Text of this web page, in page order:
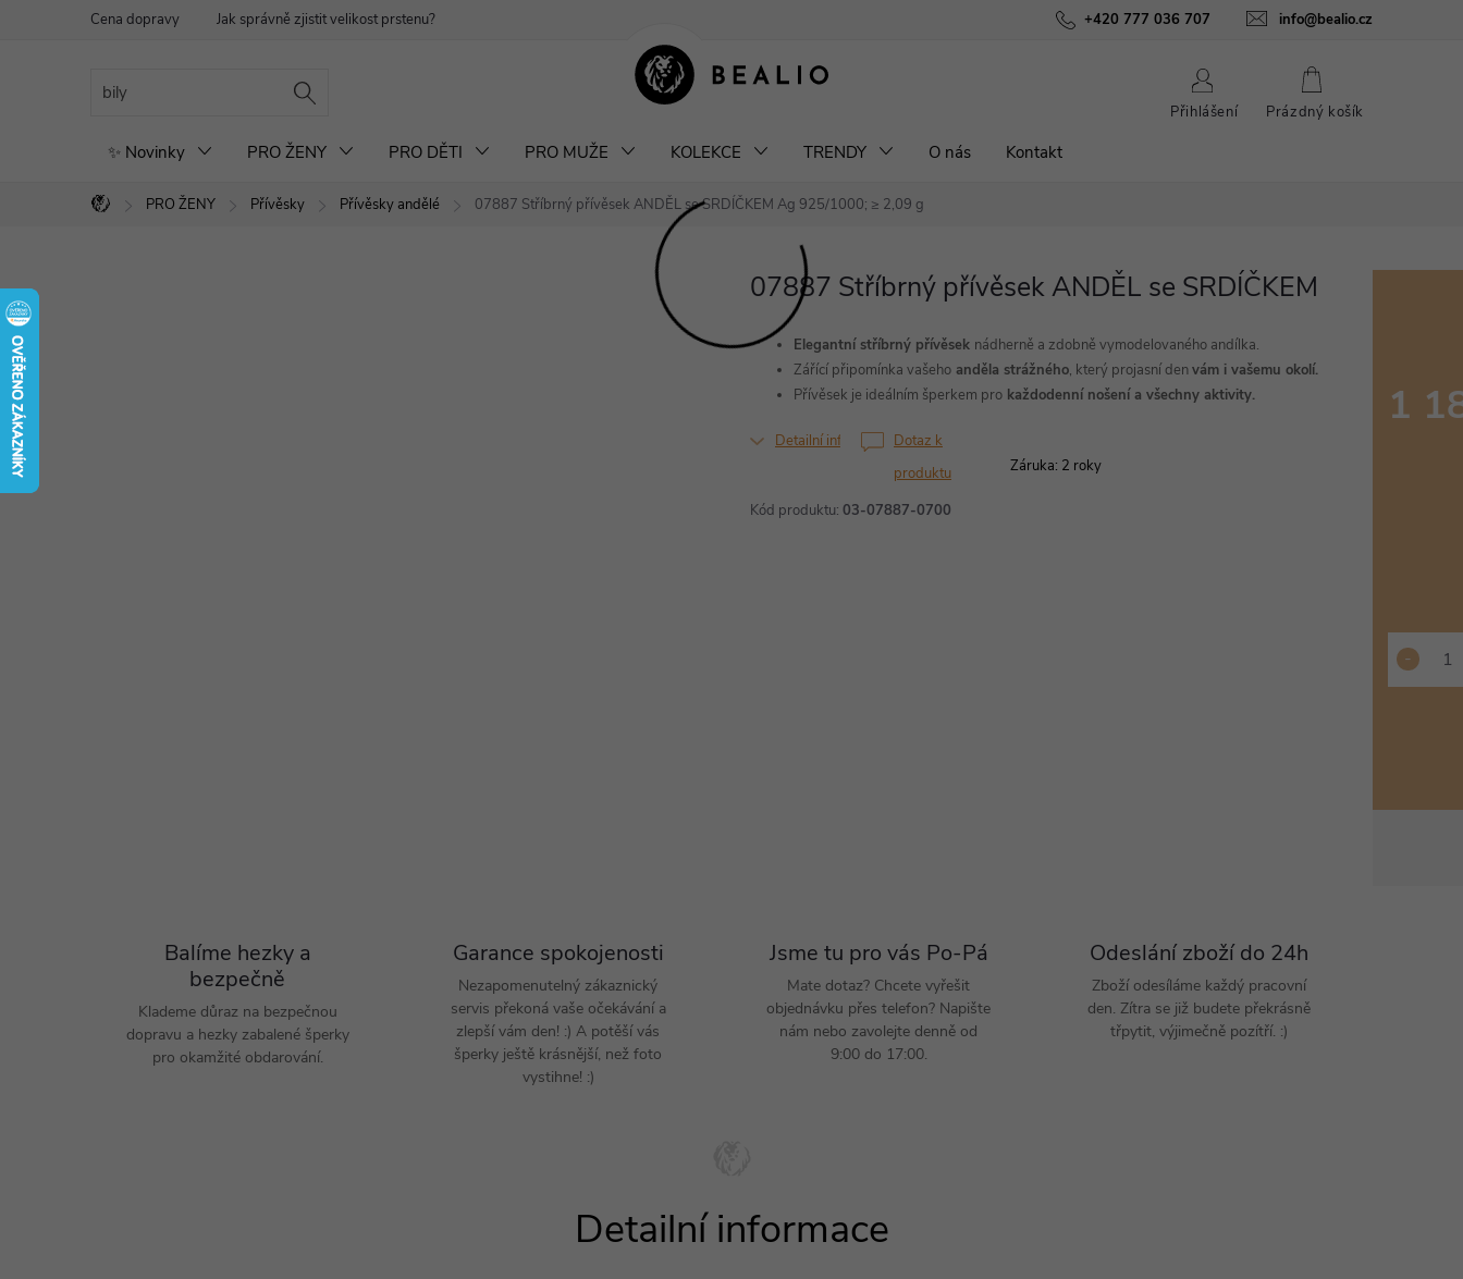
+420 777 036 707 info@bealio.cz
Cena dopravy Jak správně zjistit velikost prstenu? Podmínky ochrany osobních údajů O nás Péče o šperky
Přihlášení
NÁKUPNÍ
Prázdný košík
✨ Novinky PRO ŽENY PRO DĚTI PRO MUŽE KOLEKCE TRENDY O nás Kontakt
Domů
PRO ŽENY Přívěsky Přívěsky andělé 07887 Stříbrný přívěsek ANDĚL se SRDÍČKEM Ag 925/1000; ≥ 2,09 g
07887 Stříbrný přívěsek ANDĚL se SRDÍČKEM
Kód produktu: 03-07887-0700
Elegantní stříbrný přívěsek nádherně a zdobně vymodelovaného andílka.
Zářící připomínka vašeho anděla strážného, který projasní denvám i vašemu okolí.
Přívěsek je ideálním šperkem pro každodenní nošení a všechny aktivity.
Detailní informace
1
Dotaz k
produktu
Záruka: 2 roky
Balíme hezky a
bezpečně
Klademe důraz na bezpečnou
dopravu a hezky zabalené šperky
pro okamžité obdarování.
Garance spokojenosti
Nezapomenutelný zákaznický
servis překoná vaše očekávání a
zlepší vám den! :) A potěší vás
šperky ještě krásnější, než foto
vystihne! :)
Jsme tu pro vás Po-Pá
Mate dotaz? Chcete vyřešit
objednávku přes telefon? Napište
nám nebo zavolejte denně od
9:00 do 17:00.
Odeslání zboží do 24h
Zboží odesíláme každý pracovní
den. Zítra se již budete překrásně
třpytit, výjimečně pozítří. :)